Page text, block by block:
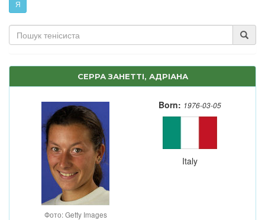
Я
СЕРРА ЗАНЕТТІ, АДРІАНА
Фото: Getty Images
Born: 1976-03-05
Italy